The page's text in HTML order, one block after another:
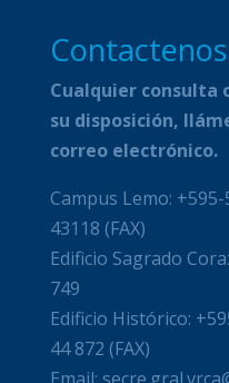
Contactenos
Cualquier consulta
su disposición,
correo electrónico.
Campus Lemo:
43118 (FAX)
Edificio Sagrado
749
Edificio Histórico:
44 872 (FAX)